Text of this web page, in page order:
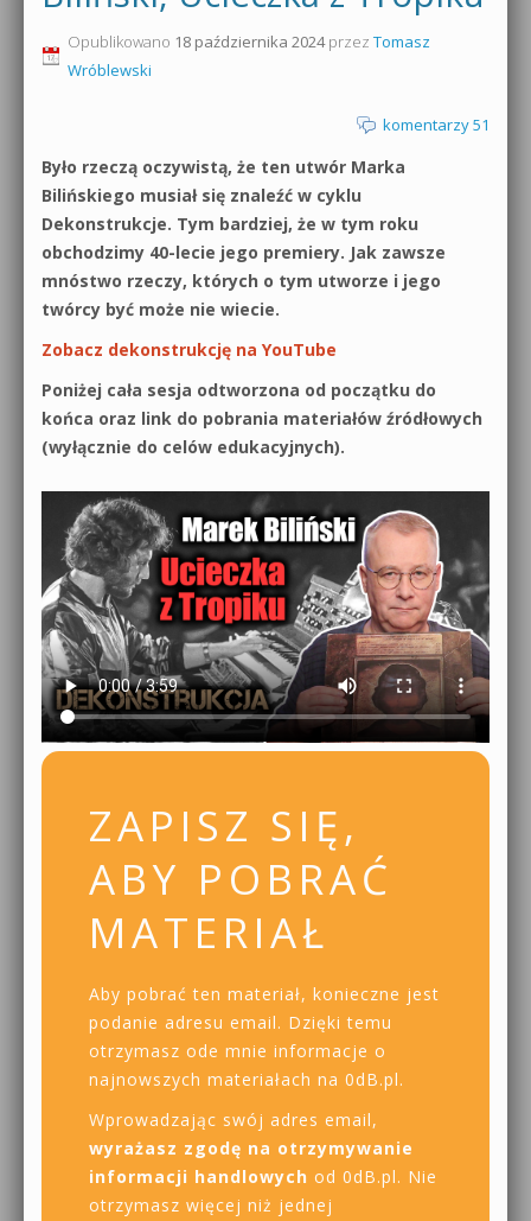
Produkcja muzyczna od podstaw
Sound Forge od podstaw
Dubstep z syntezatorem Massive
Kontakt 5 Kompendium
Pakiety
0dB.pl - informacje
Archiwum aktualności
Polityka prywatności
Regulamin
Działanie sklepu internetowego
Wyszukiwanie
Opublikowano 18 października 2024przez Tomasz
Wróblewski
komentarzy 51
Było rzeczą oczywistą, że ten utwór Marka
Bilińskiego musiał się znaleźć w cyklu
Dekonstrukcje. Tym bardziej, że w tym roku
obchodzimy 40-lecie jego premiery. Jak zawsze
mnóstwo rzeczy, których o tym utworze i jego
twórcy być może nie wiecie.
Zobacz dekonstrukcję na YouTube
Poniżej cała sesja odtworzona od początku do
końca oraz link do pobrania materiałów źródłowych
(wyłącznie do celów edukacyjnych).
ZAPISZ SIĘ,
ABY POBRAĆ
MATERIAŁ
Aby pobrać ten materiał, konieczne jest
podanie adresu email. Dzięki temu
otrzymasz ode mnie informacje o
najnowszych materiałach na 0dB.pl.
Wprowadzając swój adres email,
wyrażasz zgodę na otrzymywanie
informacji handlowych od 0dB.pl. Nie
otrzymasz więcej niż jednej